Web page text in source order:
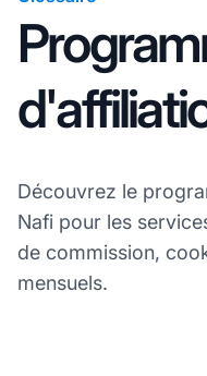
Découvrez le
Nafi pour les
de commission,
mensuels.